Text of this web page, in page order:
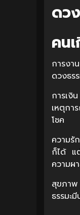
ดว
คน
การง
ดวงธ
การเ
เหตุกา
โชค
ความรั
ก็ได้ แ
ความผ
สุขภา
ธรรมะ